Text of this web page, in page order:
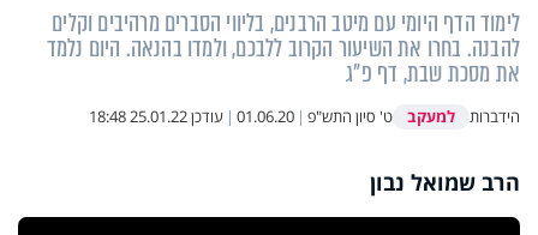
לימוד הדף היומי עם מיטב הרבנים, בליווי הסברים מרהיבים וקלים
להבנה. בחרו את השיעור הקרוב ללבכם, ולמדו בהנאה. היום נלמד
את מסכת שבת, דף פ"ג
הידברות למעקב ט' סיון התש"פ |
01.06.20
| עודכן25.01.22 18:48
הרב שמואל נבון